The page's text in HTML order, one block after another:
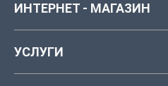
ИНТЕРНЕТ - МАГАЗИН
УСЛУГИ